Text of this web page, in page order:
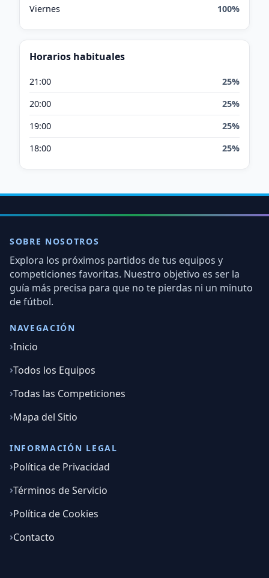
Viernes 100%
Horarios habituales
21:00
25%
20:00
25%
19:00
25%
18:00
25%
SOBRE NOSOTROS
Explora los próximos partidos de tus equipos y
competiciones favoritas. Nuestro objetivo es ser la
guía más precisa para que no te pierdas ni un minuto
de fútbol.
NAVEGACIÓN
Inicio
Todos los Equipos
Todas las Competiciones
Mapa del Sitio
INFORMACIÓN LEGAL
Política de Privacidad
Términos de Servicio
Política de Cookies
Contacto